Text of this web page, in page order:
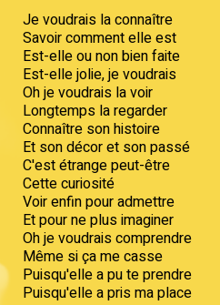
Je voudrais la connaître
Savoir comment elle est
Est-elle ou non bien faite
Est-elle jolie, je voudrais
Oh je voudrais la voir
Longtemps la regarder
Connaître son histoire
Et son décor et son passé
C'est étrange peut-être
Cette curiosité
Voir enfin pour admettre
Et pour ne plus imaginer
Oh je voudrais comprendre
Même si ça me casse
Puisqu'elle a pu te prendre
Puisqu'elle a pris ma place